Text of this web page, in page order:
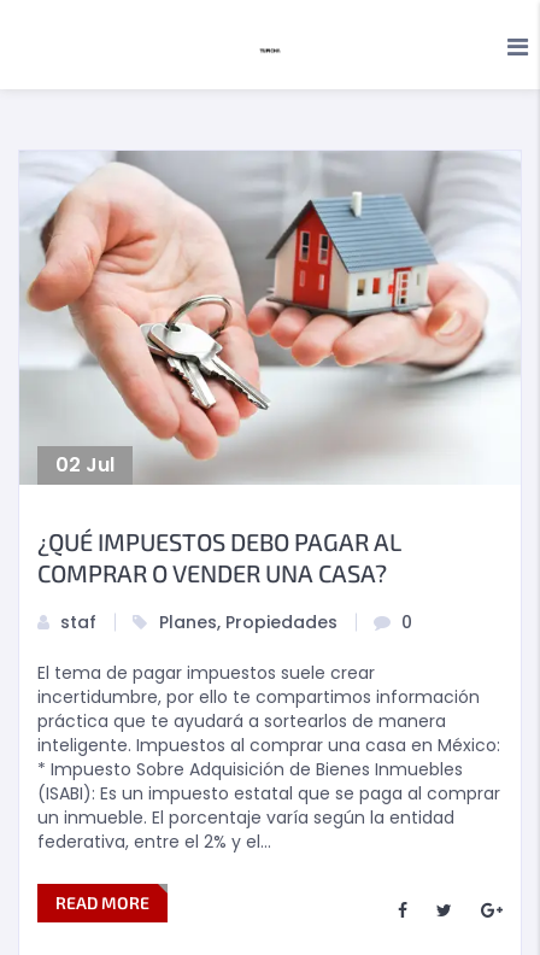
¿QUÉ IMPUESTOS DEBO PAGAR AL
COMPRAR O VENDER UNA CASA?
02 Jul
staf Planes, Propiedades 0
El tema de pagar impuestos suele crear
incertidumbre, por ello te compartimos información
práctica que te ayudará a sortearlos de manera
inteligente. Impuestos al comprar una casa en México:
* Impuesto Sobre Adquisición de Bienes Inmuebles
(ISABI): Es un impuesto estatal que se paga al comprar
un inmueble. El porcentaje varía según la entidad
federativa, entre el 2% y el…
READ MORE